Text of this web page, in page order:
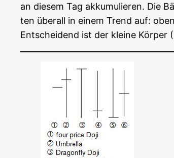
an die­sem Tag akku­mu­lie­ren. Die
ten über­all in einem Trend auf:
Ent­schei­dend ist der klei­ne Kör­per